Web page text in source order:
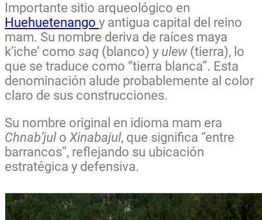
Importante sitio arqueológico en
Huehuetenango y antigua capital del reino
mam. Su nombre deriva de raíces maya
k’iche’ como saq (blanco) y ulew(tierra), lo
que se traduce como “tierra blanca”. Esta
denominación alude probablemente al color
claro de sus construcciones.
Su nombre original en idioma mam era
Chnab’julo Xinabajul, que significa “entre
barrancos”, reflejando su ubicación
estratégica y defensiva.